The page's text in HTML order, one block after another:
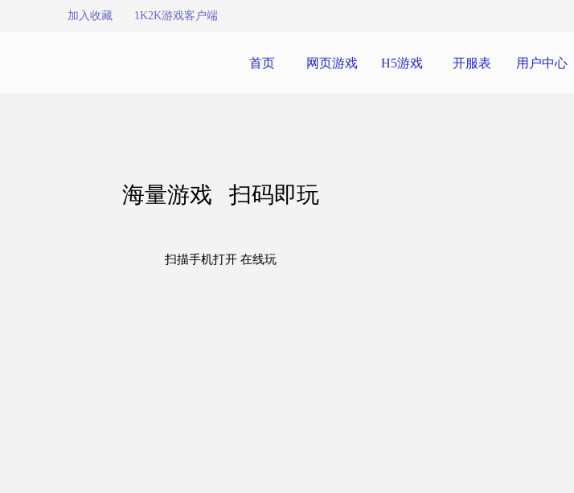
加入收藏 1K2K游戏客户端
首页 网页游戏 H5游戏 开服表 用户中心
海量游戏 扫码即玩
扫描手机打开 在线玩